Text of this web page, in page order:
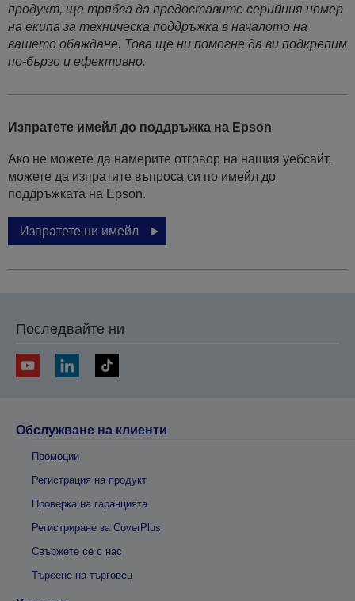
продукт, ще трябва да предоставите серийния номер
на екипа за техническа поддръжка в началото на
вашето обаждане. Това ще ни помогне да ви подкрепим
по-бързо и ефективно.
Изпратете имейл до поддръжка на Epson
Ако не можете да намерите отговор на нашия уебсайт,
можете да изпратите въпроса си по имейл до
поддръжката на Epson.
Изпратете ни имейл
Последвайте ни
Обслужване на клиенти
Промоции
Регистрация на продукт
Проверка на гаранцията
Регистриране за CoverPlus
Свържете се с нас
Търсене на търговец